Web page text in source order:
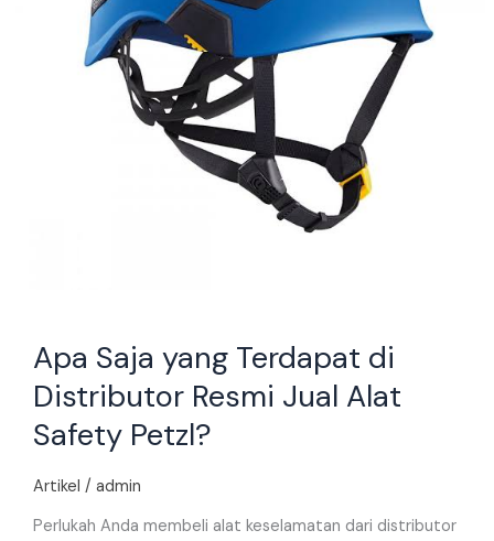
Apa Saja yang Terdapat di
Distributor Resmi Jual Alat
Safety Petzl?
Artikel / admin
Perlukah Anda membeli alat keselamatan dari distributor